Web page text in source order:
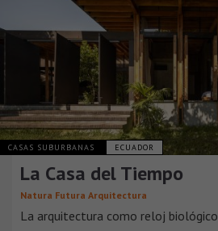
CASAS SUBURBANAS ECUADOR
La Casa del Tiempo
Natura Futura Arquitectura
La arquitectura como reloj biológico